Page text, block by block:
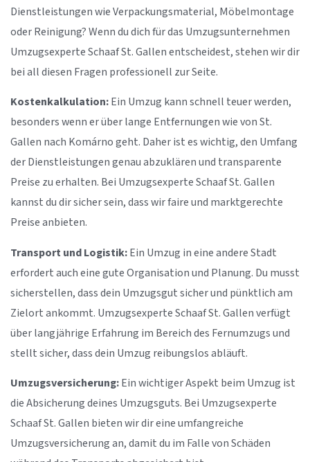
Dienstleistungen wie Verpackungsmaterial, Möbelmontage
oder Reinigung? Wenn du dich für das Umzugsunternehmen
Umzugsexperte Schaaf St. Gallen entscheidest, stehen wir dir
bei all diesen Fragen professionell zur Seite.
Kostenkalkulation:Ein Umzug kann schnell teuer werden,
besonders wenn er über lange Entfernungen wie von St.
Gallen nach Komárno geht. Daher ist es wichtig, den Umfang
der Dienstleistungen genau abzuklären und transparente
Preise zu erhalten. Bei Umzugsexperte Schaaf St. Gallen
kannst du dir sicher sein, dass wir faire und marktgerechte
Preise anbieten.
Transport und Logistik:Ein Umzug in eine andere Stadt
erfordert auch eine gute Organisation und Planung. Du musst
sicherstellen, dass dein Umzugsgut sicher und pünktlich am
Zielort ankommt. Umzugsexperte Schaaf St. Gallen verfügt
über langjährige Erfahrung im Bereich des Fernumzugs und
stellt sicher, dass dein Umzug reibungslos abläuft.
Umzugsversicherung:Ein wichtiger Aspekt beim Umzug ist
die Absicherung deines Umzugsguts. Bei Umzugsexperte
Schaaf St. Gallen bieten wir dir eine umfangreiche
Umzugsversicherung an, damit du im Falle von Schäden